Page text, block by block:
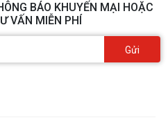
BÁO KHUYẾN MẠI HOẶC
VẤN MIỄN PHÍ
Gửi